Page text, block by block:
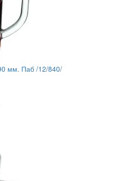
мм. Паб /12/840/